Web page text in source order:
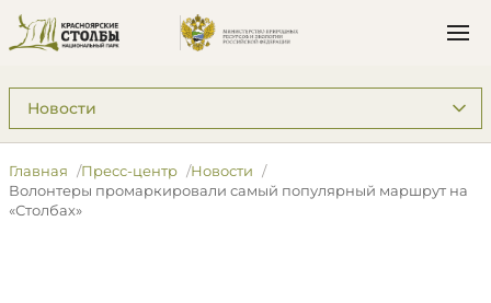
Подразделы: Пресс-центр
Главная Пресс-центр
Новости
Волонтеры промаркировали самый популярный маршрут на
«Столбах»